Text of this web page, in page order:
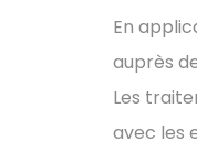
En
auprès
Les
avec les